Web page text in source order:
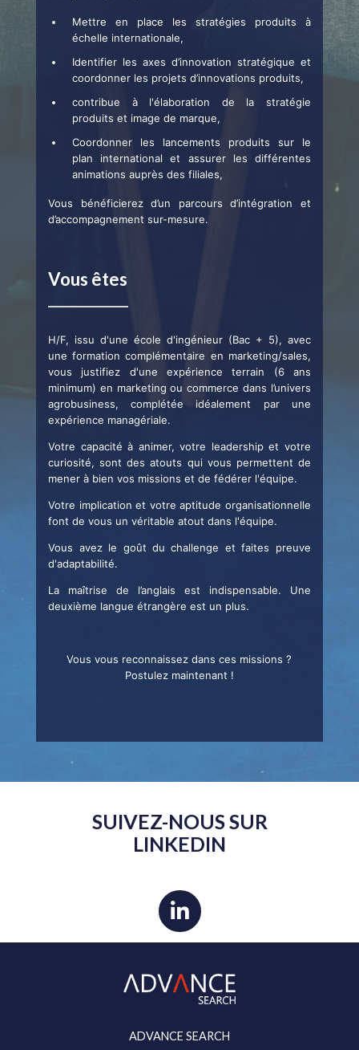
Mettre en place les stratégies produits à
échelle internationale,
Identifier les axes d’innovation stratégique et
coordonner les projets d’innovations produits,
contribue à l'élaboration de la stratégie
produits et image de marque,
Coordonner les lancements produits sur le
plan international et assurer les différentes
animations auprès des filiales,
Vous bénéficierez d’un parcours d’intégration et
d’accompagnement sur-mesure.
Vous êtes
H/F, issu d'une école d'ingénieur (Bac + 5), avec
une formation complémentaire en marketing/sales,
vous justifiez d'une expérience terrain (6 ans
minimum) en marketing ou commerce dans l’univers
agrobusiness, complétée idéalement par une
expérience managériale.
Votre capacité à animer, votre leadership et votre
curiosité, sont des atouts qui vous permettent de
mener à bien vos missions et de fédérer l'équipe.
Votre implication et votre aptitude organisationnelle
font de vous un véritable atout dans l'équipe.
Vous avez le goût du challenge et faites preuve
d'adaptabilité.
La maîtrise de l’anglais est indispensable. Une
deuxième langue étrangère est un plus.
Vous vous reconnaissez dans ces missions ?
Postulez maintenant !
SUIVEZ-NOUS SUR
LINKEDIN
ADVANCE SEARCH